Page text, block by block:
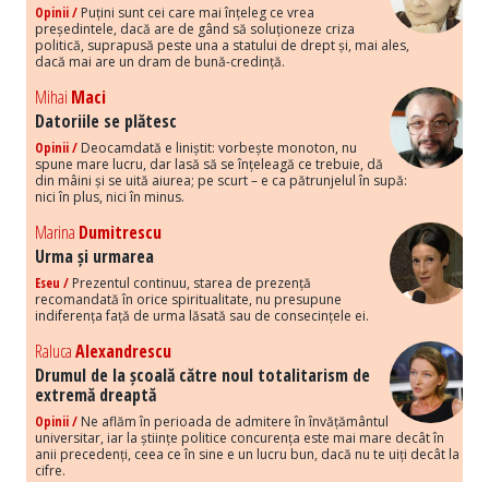
Opinii / Puțini sunt cei care mai înțeleg ce vrea
președintele, dacă are de gând să soluționeze criza
politică, suprapusă peste una a statului de drept și, mai ales,
dacă mai are un dram de bună-credință.
Mihai Maci
Datoriile se plătesc
Opinii / Deocamdată e liniștit: vorbește monoton, nu
spune mare lucru, dar lasă să se înțeleagă ce trebuie, dă
din mâini și se uită aiurea; pe scurt – e ca pătrunjelul în supă:
nici în plus, nici în minus.
Marina Dumitrescu
Urma și urmarea
Eseu / Prezentul continuu, starea de prezență
recomandată în orice spiritualitate, nu presupune
indiferența față de urma lăsată sau de consecințele ei.
RalucaAlexandrescu
Drumul de la școală către noul totalitarism de
extremă dreaptă
Opinii / Ne aflăm în perioada de admitere în învățământul
universitar, iar la științe politice concurența este mai mare decât în
anii precedenți, ceea ce în sine e un lucru bun, dacă nu te uiți decât la
cifre.